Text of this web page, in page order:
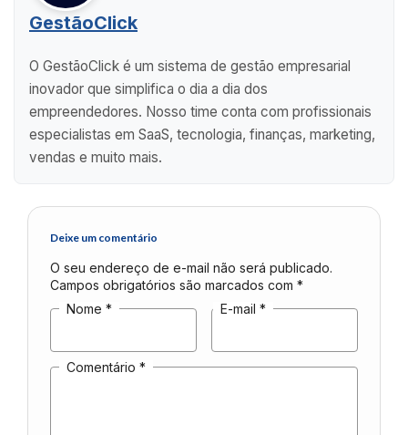
GestãoClick
O GestãoClick é um sistema de gestão empresarial
inovador que simplifica o dia a dia dos
empreendedores. Nosso time conta com profissionais
especialistas em SaaS, tecnologia, finanças, marketing,
vendas e muito mais.
Deixe um comentário
O seu endereço de e-mail não será publicado.
Campos obrigatórios são marcados com *
Nome * E-mail *
Comentário *